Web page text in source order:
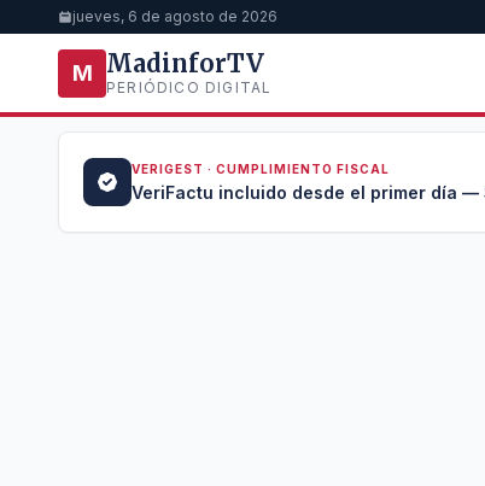
jueves, 6 de agosto de 2026
M MadinforTV
PERIÓDICO DIGITAL
VERIGEST · CUMPLIMIENTO FISCAL
VeriFactu incluido desde el primer día